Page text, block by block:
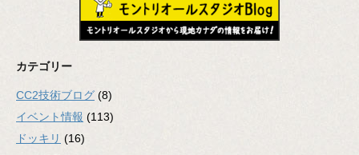
カテゴリー
CC2技術ブログ (8)
イベント情報 (113)
ドッキリ (16)